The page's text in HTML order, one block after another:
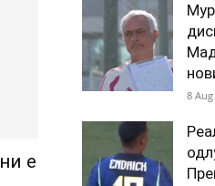
е
8 Aug